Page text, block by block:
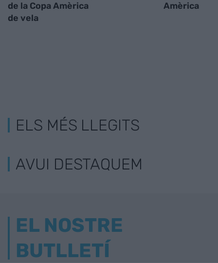
de la Copa Amèrica
de vela
Amèrica
ELS MÉS LLEGITS
AVUI DESTAQUEM
EL NOSTRE
BUTLLETÍ